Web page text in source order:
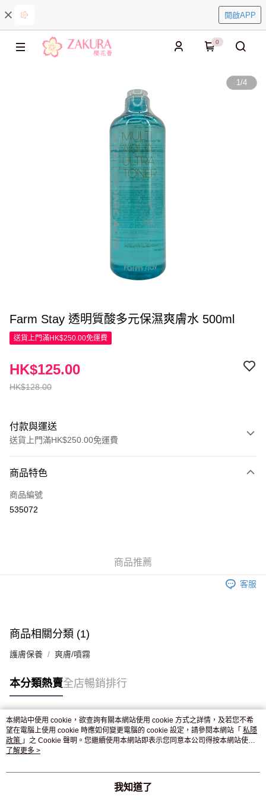
開啟APP
0
1/4
Farm Stay 透明質酸多元保濕爽膚水 500ml
送貨上門滿HK$250.00免運費
HK$128.00
HK$125.00
付款與運送
送貨上門滿HK$250.00免運費
信用卡
Apple Pay
付款後門市自取，訂單確認後2-4個工作天到店，7天內取。逾期後
商品特色
商品編號
535072
商品推薦
客服
商品相關分類 (1)
護膚保養 爽膚/噴霧
本分類熱賣全店暢銷排行
熱門標籤
熱銷排行
本網站中使用 cookie，欲查詢有關本網站使用 cookie 方式之詳情，及若您不希
望在電腦上使用 cookie 時應如何變更電腦的 cookie 設定，請參閱本網站「 私隱
政策 」之 Cookie 聲明。您繼續使用本網站即表示您同意本公司得按本網站使用
條款之 Cookie 聲明使用 cookie。
了解更多 >
我知道了